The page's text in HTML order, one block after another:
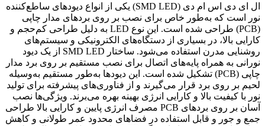
ال ای دی اس ام دی (SMD LED) یکی از انواع دیودهای ساطع‌کننده
نور است که به‌طور خاص برای نصب بر روی بردهای مدار چاپی
(PCB) طراحی شده است. این نوع LED به دلیل طراحی کم‌حجم و
کارایی بالا، در بسیاری از دستگاه‌های الکترونیکی و سیستم‌های
روشنایی مدرن استفاده می‌شود. ساختار SMD LED از یک دیود
نورانی به همراه پایه‌های اتصال برای نصب مستقیم بر روی برد مدار
چاپی (PCB) تشکیل شده است. این دیودها به‌طور مستقیم به‌وسیله
لحیم بر روی برد قرار می‌گیرند و از فناوری‌های پیشرفته برای تولید
نور با کیفیت بالا و کارایی انرژی بهینه بهره می‌برند. ویژگی‌ها نصب
آسان بر روی بردهای PCB مصرف انرژی پایین و کارایی بالا طراحی
جمع و جور و قابل استفاده در فضاهای محدود عمر طولانی و کاهش